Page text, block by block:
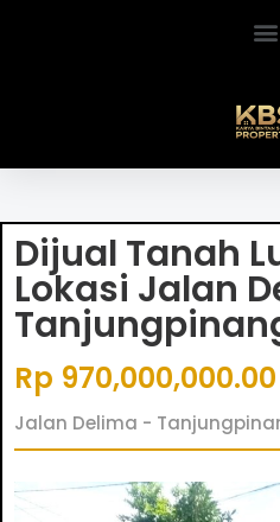
Dijual Tanah
Lokasi Jalan
Rp 970,000,000.00
Jalan Delima -